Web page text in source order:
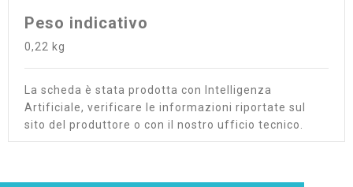
Peso indicativo
0,22 kg
La scheda è stata prodotta con Intelligenza
Artificiale, verificare le informazioni riportate sul
sito del produttore o con il nostro ufficio tecnico.